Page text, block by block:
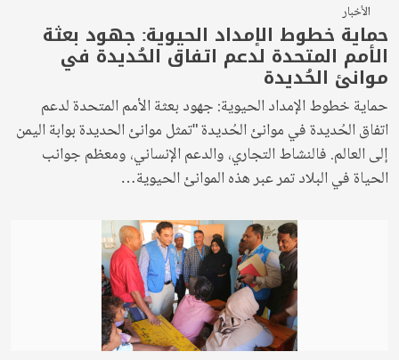
الأخبار
حماية خطوط الإمداد الحيوية: جهود بعثة
الأمم المتحدة لدعم اتفاق الحُديدة في
موانئ الحُديدة
حماية خطوط الإمداد الحيوية: جهود بعثة الأمم المتحدة لدعم
اتفاق الحُديدة في موانئ الحُديدة "تمثل موانئ الحديدة بوابة اليمن
إلى العالم. فالنشاط التجاري، والدعم الإنساني، ومعظم جوانب
الحياة في البلاد تمر عبر هذه الموانئ الحيوية…